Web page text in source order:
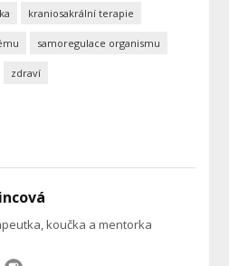
kraniosakrální terapie
samoregulace organismu
zdraví
koučka a mentorka